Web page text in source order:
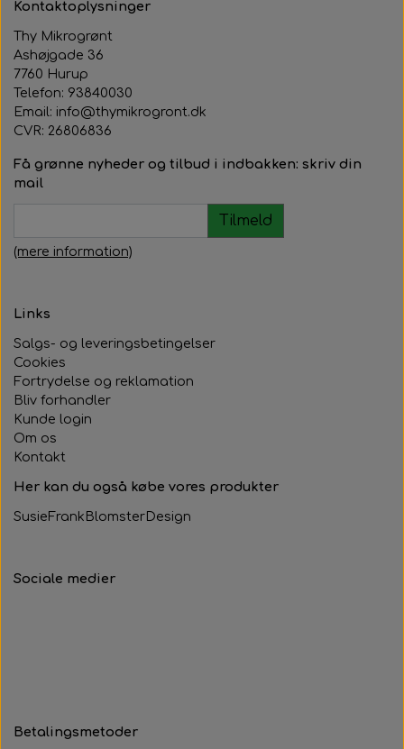
Kontaktoplysninger
Thy Mikrogrønt
Ashøjgade 36
7760 Hurup
Telefon: 93840030
Email: info@thymikrogront.dk
CVR: 26806836
Få grønne nyheder og tilbud i indbakken: skriv din
mail
Tilmeld
(mere information)
Links
Salgs- og leveringsbetingelser
Cookies
Fortrydelse og reklamation
Bliv forhandler
Kunde login
Om os
Kontakt
Her kan du også købe vores produkter
SusieFrankBlomsterDesign
Sociale medier
Betalingsmetoder